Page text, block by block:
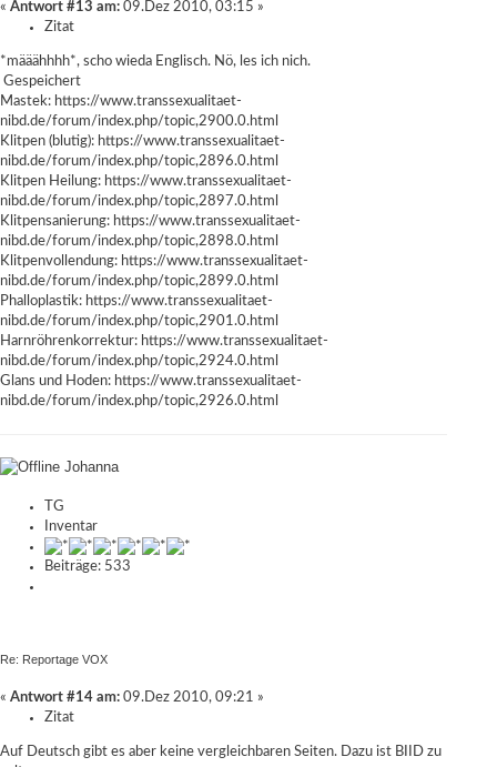
« Antwort #13 am: 09.Dez 2010, 03:15 »
Zitat
*määähhhh*, scho wieda Englisch. Nö, les ich nich.
Gespeichert
Mastek: https://www.transsexualitaet-
nibd.de/forum/index.php/topic,2900.0.html
Klitpen (blutig): https://www.transsexualitaet-
nibd.de/forum/index.php/topic,2896.0.html
Klitpen Heilung: https://www.transsexualitaet-
nibd.de/forum/index.php/topic,2897.0.html
Klitpensanierung: https://www.transsexualitaet-
nibd.de/forum/index.php/topic,2898.0.html
Klitpenvollendung: https://www.transsexualitaet-
nibd.de/forum/index.php/topic,2899.0.html
Phalloplastik: https://www.transsexualitaet-
nibd.de/forum/index.php/topic,2901.0.html
Harnröhrenkorrektur: https://www.transsexualitaet-
nibd.de/forum/index.php/topic,2924.0.html
Glans und Hoden: https://www.transsexualitaet-
nibd.de/forum/index.php/topic,2926.0.html
Johanna
TG
Inventar
Beiträge: 533
Re: Reportage VOX
« Antwort #14 am: 09.Dez 2010, 09:21 »
Zitat
Auf Deutsch gibt es aber keine vergleichbaren Seiten. Dazu ist BIID zu